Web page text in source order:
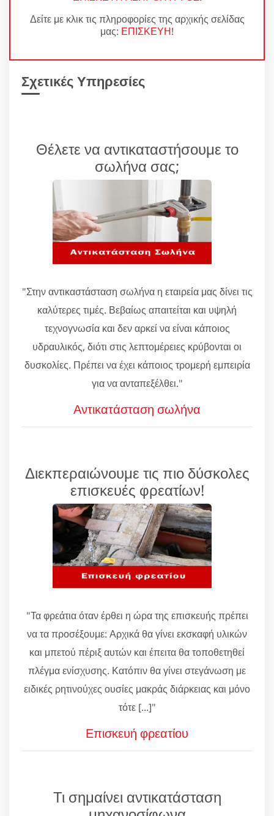
Δείτε με κλικ τις πληροφορίες της αρχικής σελίδας
μας: ΕΠΙΣΚΕΥΗ!
Σχετικές Υπηρεσίες
Θέλετε να αντικαταστήσουμε το
σωλήνα σας;
"Στην αντικαστάσταση σωλήνα η εταιρεία μας δίνει τις
καλύτερες τιμές. Βεβαίως απαιτείται και υψηλή
τεχνογνωσία και δεν αρκεί να είναι κάποιος
υδραυλικός, διότι στις λεπτομέρειες κρύβονται οι
δυσκολίες. Πρέπει να έχει κάποιος τρομερή εμπειρία
για να ανταπεξέλθει."
Αντικατάσταση σωλήνα
Διεκπεραιώνουμε τις πιο δύσκολες
επισκευές φρεατίων!
"Τα φρεάτια όταν έρθει η ώρα της επισκευής πρέπει
να τα προσέξουμε: Αρχικά θα γίνει εκσκαφή υλικών
και μπετού πέριξ αυτών και έπειτα θα τοποθετηθεί
πλέγμα ενίσχυσης. Κατόπιν θα γίνει στεγάνωση με
ειδικές ρητινούχες ουσίες μακράς διάρκειας και μόνο
τότε [...]"
Επισκευή φρεατίου
Τι σημαίνει αντικατάσταση